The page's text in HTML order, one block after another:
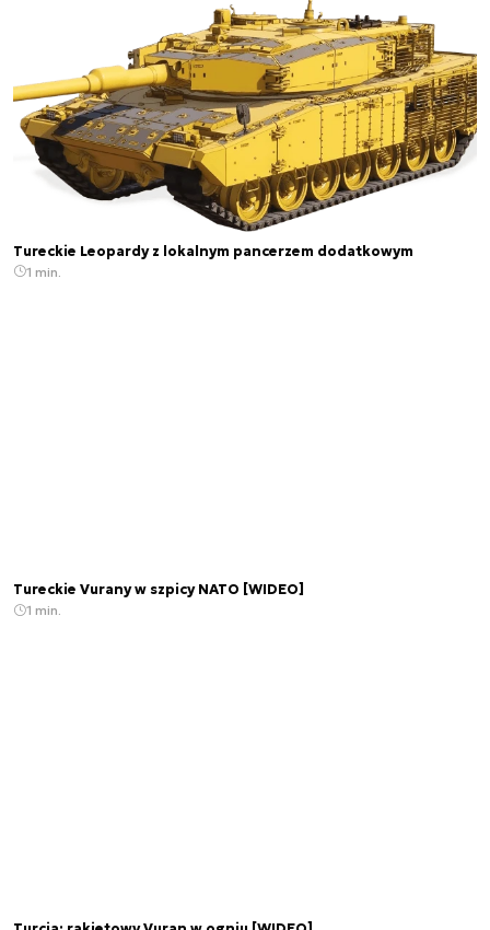
Tureckie Leopardy z lokalnym pancerzem dodatkowym
1 min.
Tureckie Vurany w szpicy NATO [WIDEO]
1 min.